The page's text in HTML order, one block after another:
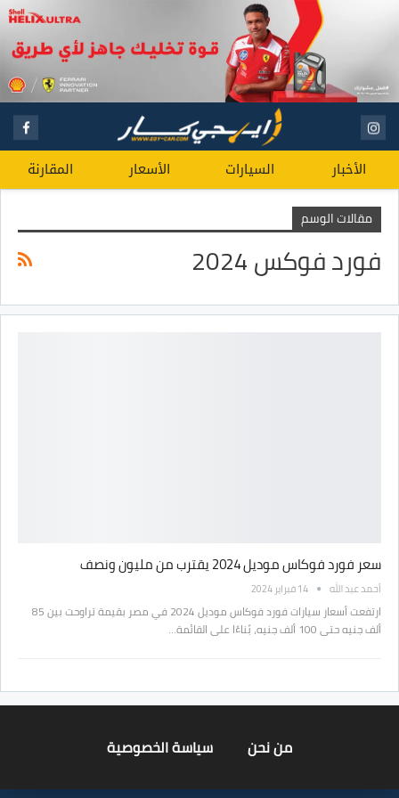
الأخبار السيارات الأسعار المقارنة
مقالات الوسم
فورد فوكس 2024
سعر فورد فوكاس موديل 2024 يقترب من مليون ونصف
أحمد عبد الله 14 فبراير 2024
ارتفعت أسعار سيارات فورد فوكاس موديل 2024 في مصر بقيمة تراوحت بين 85
ألف جنيه حتى 100 ألف جنيه، بُناءًا على القائمة…
من نحن سياسة الخصوصية